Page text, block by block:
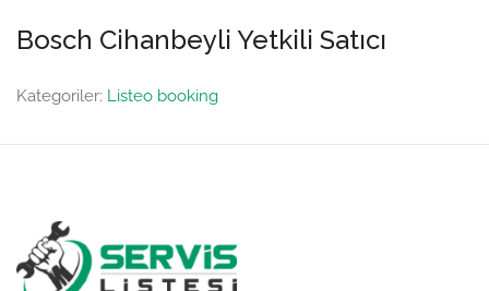
Bosch Cihanbeyli Yetkili Satıcı
Kategoriler: Listeo booking